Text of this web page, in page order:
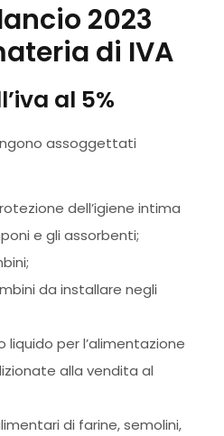
2023
di IVA
al 5%
assoggettati
dell’igiene intima
e gli assorbenti;
da installare negli
liquido per l’alimentazione
alla vendita al
di farine, semolini,